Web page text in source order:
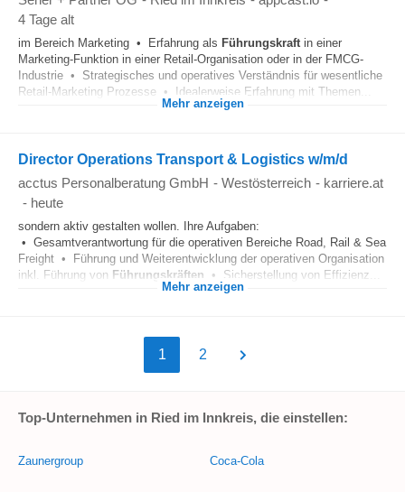
4 Tage alt
im Bereich Marketing • Erfahrung als Führungskraftin einer
Marketing-Funktion in einer Retail-Organisation oder in der FMCG-
Industrie • Strategisches und operatives Verständnis für wesentliche
Retail-Marketing Prozesse • Idealerweise Erfahrung mit Themen...
Mehr anzeigen
Director Operations Transport & Logistics w/m/d
acctus Personalberatung GmbH - Westösterreich - karriere.at
- heute
sondern aktiv gestalten wollen. Ihre Aufgaben:
• Gesamtverantwortung für die operativen Bereiche Road, Rail & Sea
Freight • Führung und Weiterentwicklung der operativen Organisation
inkl. Führung von Führungskräften • Sicherstellung von Effizienz...
Mehr anzeigen
1 2
Top-Unternehmen in Ried im Innkreis, die einstellen:
Zaunergroup Coca-Cola